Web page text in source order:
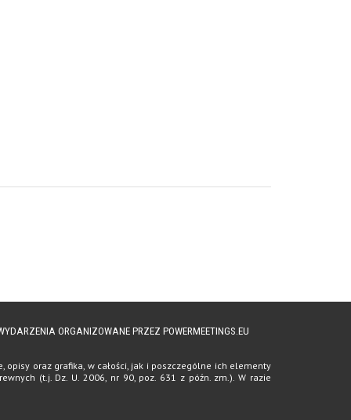
ORGANIZOWANE PRZEZ POWERMEETINGS.EU
oraz grafika, w całości, jak i poszczególne ich elementy
(t.j. Dz. U. 2006, nr 90, poz. 631 z późn. zm.). W razie